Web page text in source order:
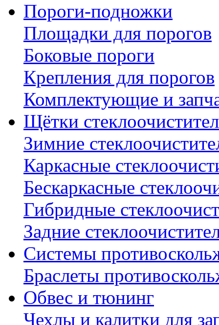
Пороги-подножки
Площадки для порогов
Боковые пороги
Крепления для порогов
Комплектующие и
Щётки
Зимние
Каркасные
Бескаркасные
Гибридные
Задние
Системы
Браслеты
Обвес и тюнинг
Чехлы и калитки для